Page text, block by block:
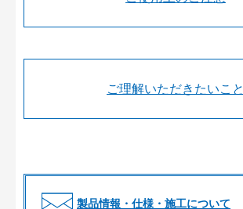
ご理解いただきたいこと
製品情報・仕様・施工について